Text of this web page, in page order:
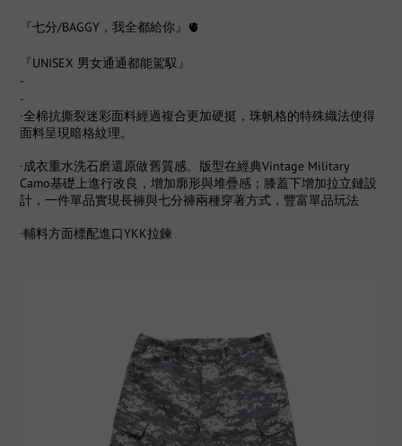
『七分/BAGGY，我全都給你』🫀
『UNISEX 男女通通都能駕馭』
-
-
·全棉抗撕裂迷彩面料經過複合更加硬挺，珠帆格的特殊織法使得
面料呈現暗格紋理。
·成衣重水洗石磨還原做舊質感。版型在經典Vintage Military
Camo基礎上進行改良，增加廓形與堆疊感；膝蓋下增加拉立鏈設
計，一件單品實現長褲與七分褲兩種穿著方式，豐富單品玩法
·輔料方面標配進口YKK拉鍊